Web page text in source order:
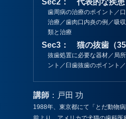
Sec2： 代表的な疾患
歯周病の治療のポイント／
治療／歯肉口内炎の例／吸
類と治療
Sec3： 猫の抜歯（35
抜歯処置に必要な器材／局
ント／臼歯抜歯のポイント
講師：戸田 功
1988年、東京都にて「とだ動物